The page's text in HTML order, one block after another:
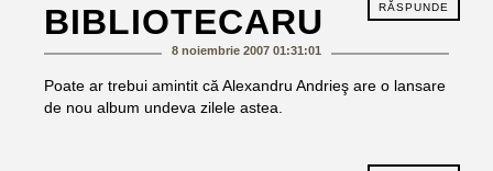
RĂSPUNDE
BIBLIOTECARU
8 noiembrie 2007 01:31:01
Poate ar trebui amintit că Alexandru Andrieş are o lansare
de nou album undeva zilele astea.